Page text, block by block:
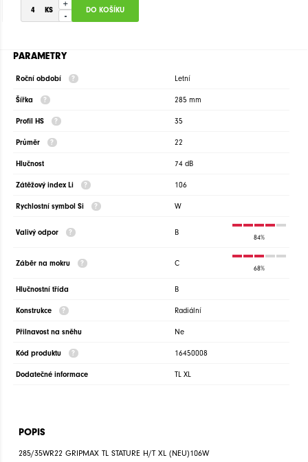
+
-
PARAMETRY
Roční období Letní
Šířka 285 mm
Profil HS 35
Průměr 22
Hlučnost 74 dB
Zátěžový index Li 106
Rychlostní symbol Si W
Valivý odpor B
84%
Záběr na mokru C
68%
Hlučnostní třída B
Konstrukce Radiální
Přilnavost na sněhu Ne
Kód produktu 16450008
Dodatečné informace TL XL
POPIS
285/35WR22 GRIPMAX TL STATURE H/T XL (NEU)106W